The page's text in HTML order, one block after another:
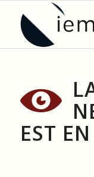
EST